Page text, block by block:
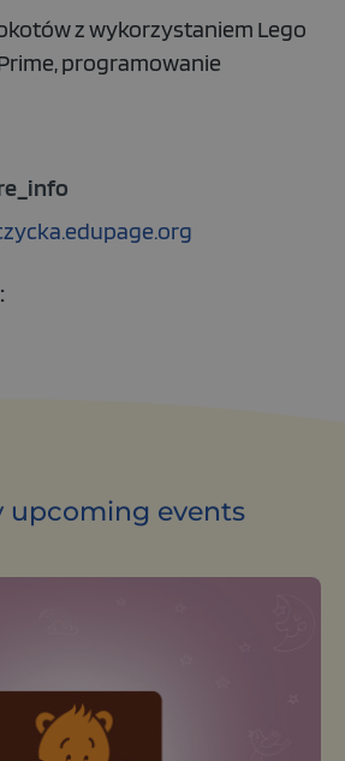
z wykorzystaniem Lego
programowanie
upcoming events